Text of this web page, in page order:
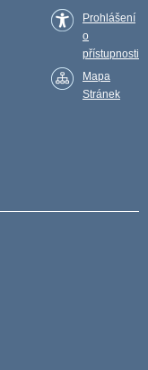
Prohlášení
o
přístupnosti
Mapa
Stránek